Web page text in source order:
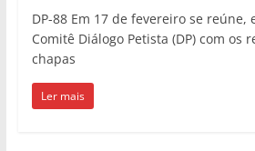
DP-88 Em 17 de fevereiro se reúne,
Comitê Diálogo Petista (DP) com os
chapas
Ler mais